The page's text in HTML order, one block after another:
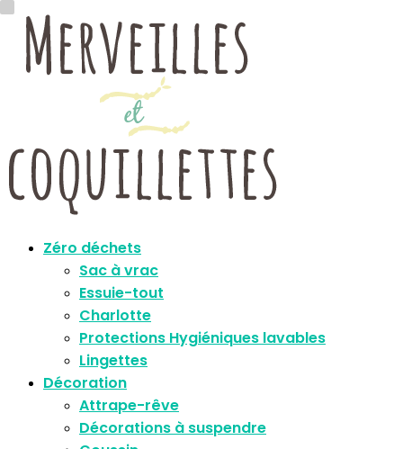
Zéro déchets
Sac à vrac
Essuie-tout
Charlotte
Protections Hygiéniques lavables
Lingettes
Décoration
Attrape-rêve
Décorations à suspendre